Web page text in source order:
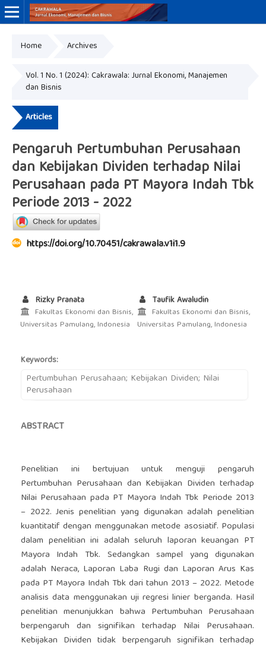
Home Archives
Vol. 1 No. 1 (2024): Cakrawala: Jurnal Ekonomi, Manajemen
dan Bisnis
Articles
Pengaruh Pertumbuhan Perusahaan
dan Kebijakan Dividen terhadap Nilai
Perusahaan pada PT Mayora Indah Tbk
Periode 2013 - 2022
https://doi.org/10.70451/cakrawala.v1i1.9
Rizky Pranata
Fakultas Ekonomi dan Bisnis,
Universitas Pamulang, Indonesia
Taufik Awaludin
Fakultas Ekonomi dan Bisnis,
Universitas Pamulang, Indonesia
Keywords:
Pertumbuhan Perusahaan; Kebijakan Dividen; Nilai
Perusahaan
ABSTRACT
Penelitian ini bertujuan untuk menguji pengaruh
Pertumbuhan Perusahaan dan Kebijakan Dividen terhadap
Nilai Perusahaan pada PT Mayora Indah Tbk Periode 2013
– 2022. Jenis penelitian yang digunakan adalah penelitian
kuantitatif dengan menggunakan metode asosiatif. Populasi
dalam penelitian ini adalah seluruh laporan keuangan PT
Mayora Indah Tbk. Sedangkan sampel yang digunakan
adalah Neraca, Laporan Laba Rugi dan Laporan Arus Kas
pada PT Mayora Indah Tbk dari tahun 2013 – 2022. Metode
analisis data menggunakan uji regresi linier berganda. Hasil
penelitian menunjukkan bahwa Pertumbuhan Perusahaan
berpengaruh dan signifikan terhadap Nilai Perusahaan.
Kebijakan Dividen tidak berpengaruh signifikan terhadap